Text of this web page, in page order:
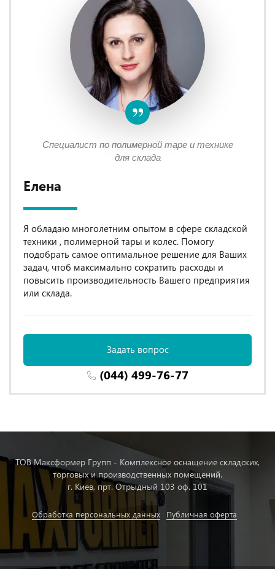
Специалист по полимерной таре и технике
для склада
Елена
Я обладаю многолетним опытом в сфере складской
техники , полимерной тары и колес. Помогу
подобрать самое оптимальное решение для Ваших
задач, чтоб максимально сократить расходы и
повысить производительность Вашего предприятия
или склада.
Задать вопрос
(044) 499-76-77
ТОВ Максформер Групп - Комплексное оснащение складских,
торговых и производственных помещений.
г. Киев, прт. Отрыдный 103 оф. 101
Обработка персональных данных Публичная оферта